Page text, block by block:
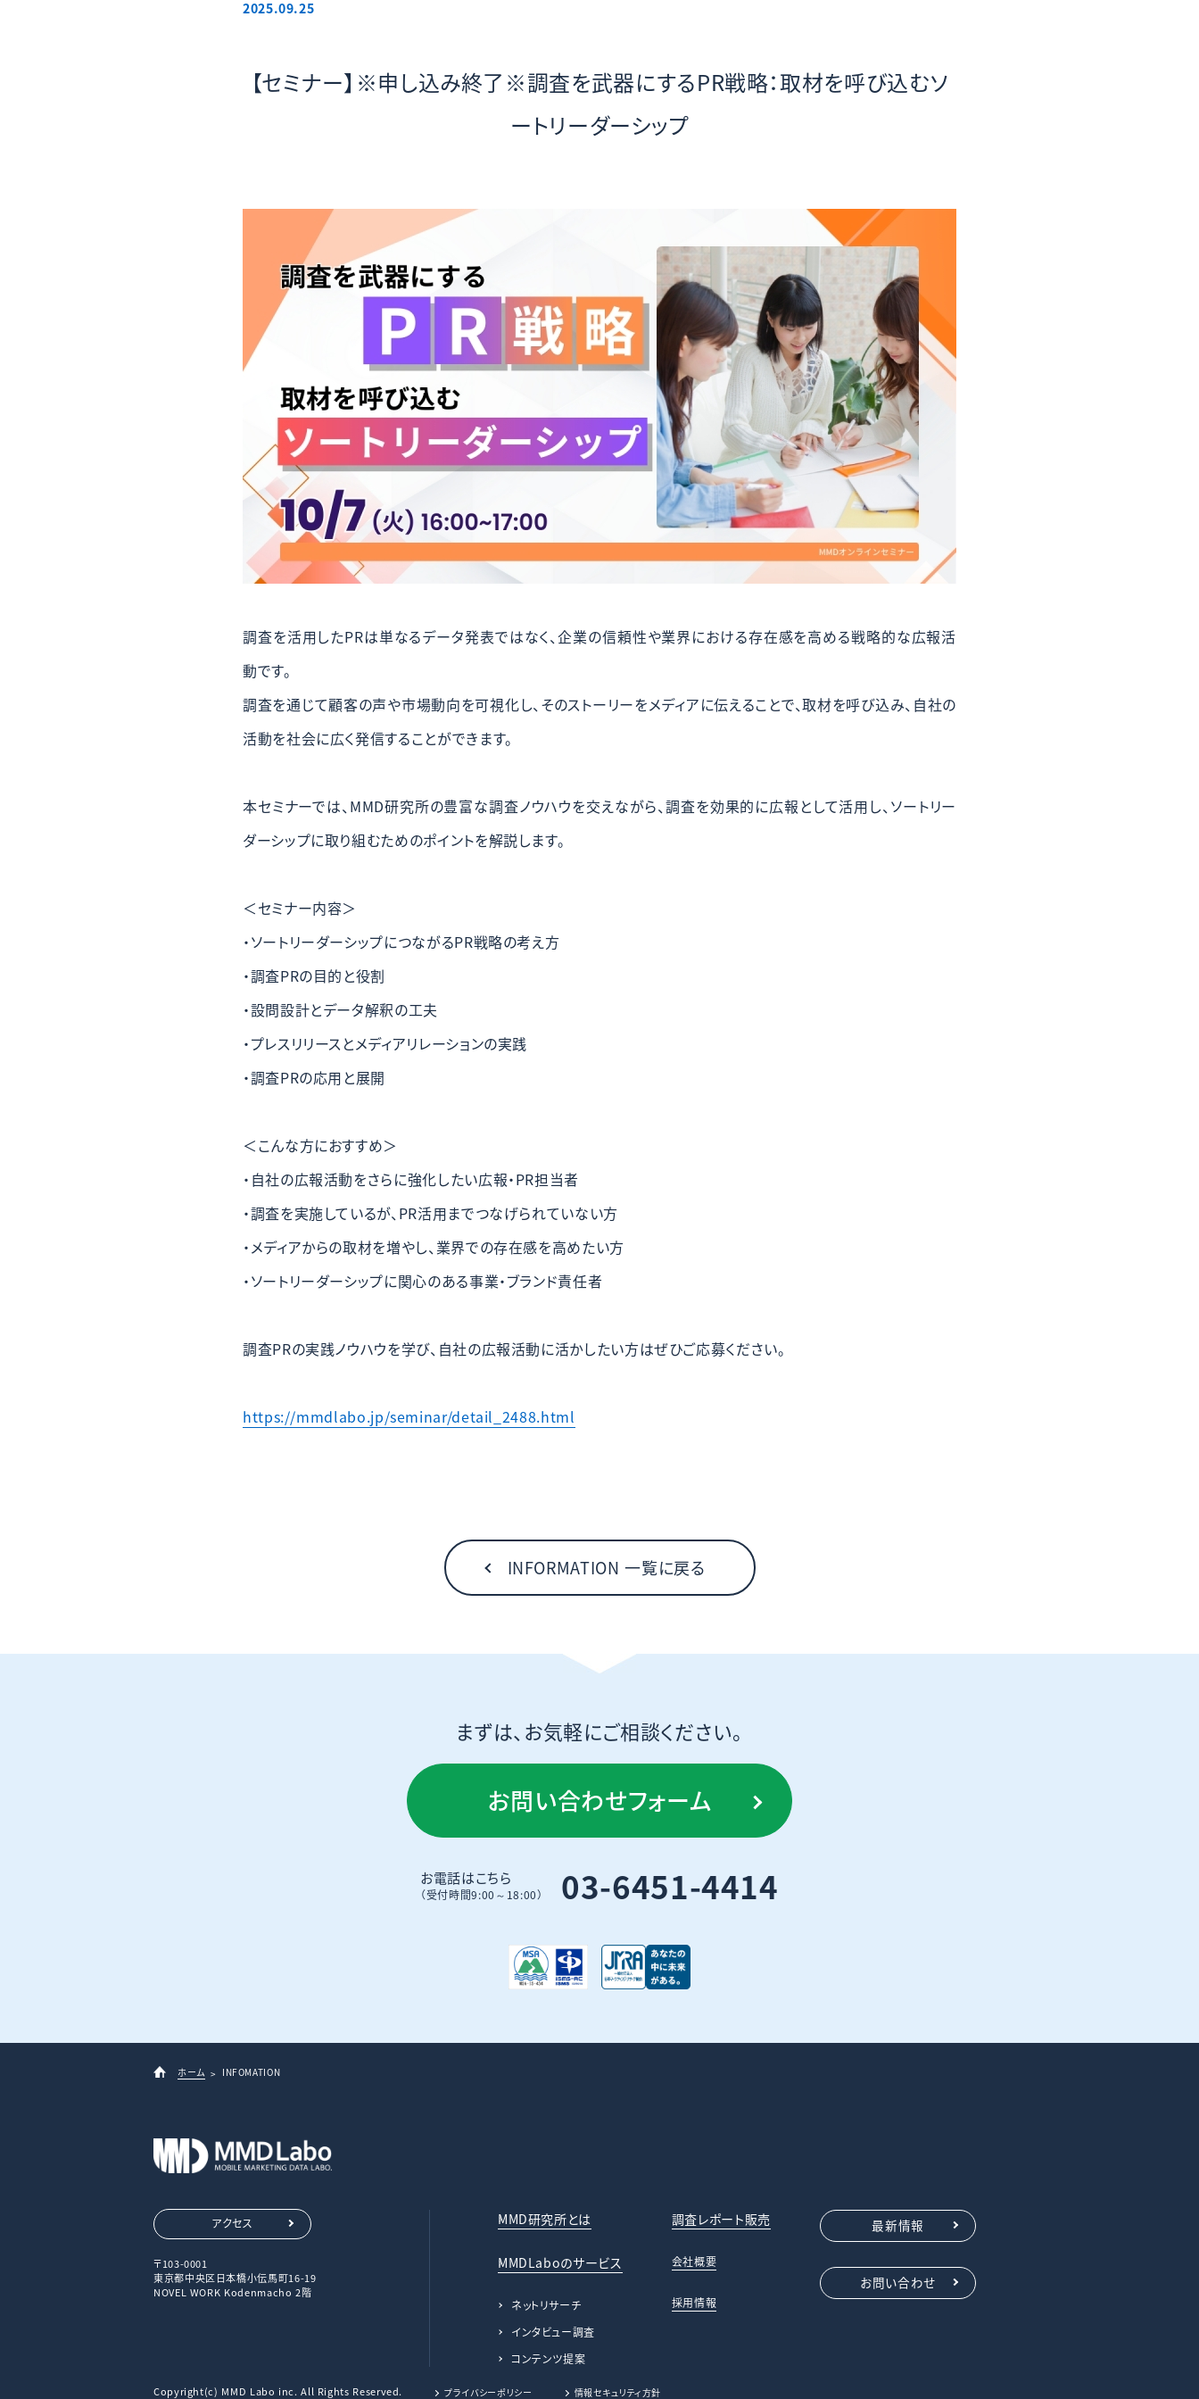
2025.09.25
【セミナー】※申し込み終了※調査を武器にするPR戦略：取材を呼び込むソ
ートリーダーシップ
調査を活用したPRは単なるデータ発表ではなく、企業の信頼性や業界における存在感を高める戦略的な広報活
動です。
調査を通じて顧客の声や市場動向を可視化し、そのストーリーをメディアに伝えることで、取材を呼び込み、自社の
活動を社会に広く発信することができます。
本セミナーでは、MMD研究所の豊富な調査ノウハウを交えながら、調査を効果的に広報として活用し、ソートリー
ダーシップに取り組むためのポイントを解説します。
＜セミナー内容＞
・ソートリーダーシップにつながるPR戦略の考え方
・調査PRの目的と役割
・設問設計とデータ解釈の工夫
・プレスリリースとメディアリレーションの実践
・調査PRの応用と展開
＜こんな方におすすめ＞
・自社の広報活動をさらに強化したい広報・PR担当者
・調査を実施しているが、PR活用までつなげられていない方
・メディアからの取材を増やし、業界での存在感を高めたい方
・ソートリーダーシップに関心のある事業・ブランド責任者
調査PRの実践ノウハウを学び、自社の広報活動に活かしたい方はぜひご応募ください。
https://mmdlabo.jp/seminar/detail_2488.html
INFORMATION 一覧に戻る
まずは、お気軽にご相談ください。
お問い合わせフォーム
お電話はこちら
（受付時間9:00～18:00） 03-6451-4414
ホーム INFOMATION
MMD研究所とは
MMDLaboのサービス
ネットリサーチ
インタビュー調査
コンテンツ提案
調査レポート販売
会社概要
採用情報
最新情報
お問い合わせ
アクセス
〒103-0001
東京都中央区日本橋小伝馬町16-19
NOVEL WORK Kodenmacho 2階
Copyright(c) MMD Labo inc. All Rights Reserved. プライバシーポリシー 情報セキュリティ方針